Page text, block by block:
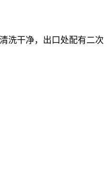
洗干净，出口处配有二次